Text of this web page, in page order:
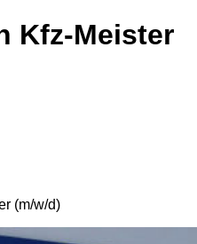
Kfz-Meister
(m/w/d)